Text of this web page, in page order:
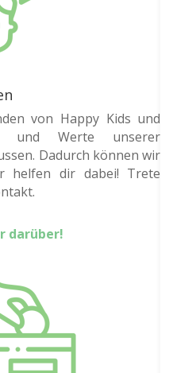
von Happy Kids und
und Werte unserer
Dadurch können wir
helfen dir dabei! Trete
darüber!